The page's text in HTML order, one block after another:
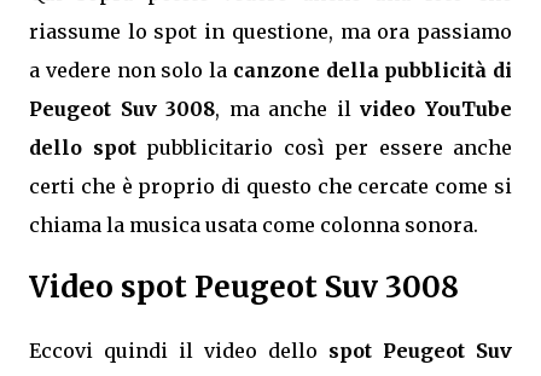
riassume lo spot in questione, ma ora passiamo
a vedere non solo la canzone della pubblicità di
Peugeot Suv 3008, ma anche ilvideo YouTube
dello spotpubblicitario così per essere anche
certi che è proprio di questo che cercate come si
chiama la musica usata come colonna sonora.
Video spot Peugeot Suv 3008
Eccovi quindi il video dello spot Peugeot Suv